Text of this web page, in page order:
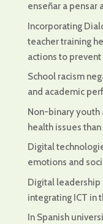
enseñar a pensar
Incorporating
teacher training
actions to
School racism
and academic
Non-binary youth
health issues
Digital
emotions and
Digital leadership
integrating ICT in
In Spanish